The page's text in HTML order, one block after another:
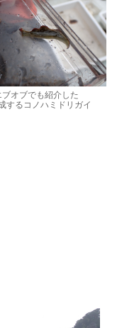
ブオブでも紹介した
するコノハミドリガイ